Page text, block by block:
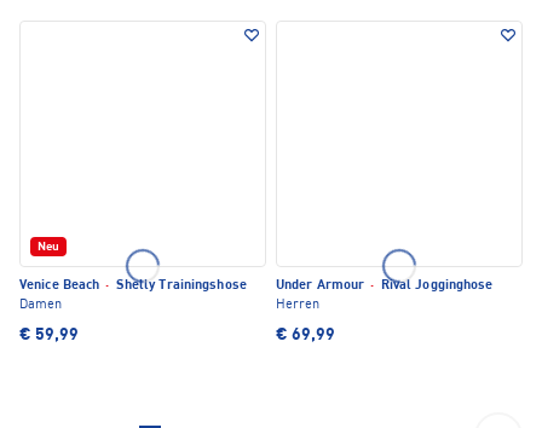
Neu
Venice Beach · Shelly Trainingshose
Damen
€ 59,99
Under Armour ·
Rival Jogginghose
Herren
€ 69,99